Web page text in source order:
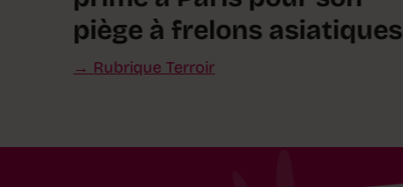
piège à frelons asiatiques
Rubrique Terroir